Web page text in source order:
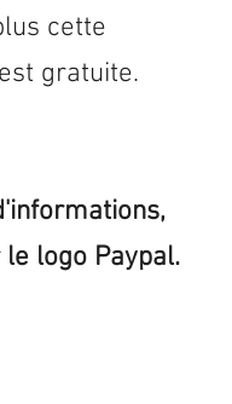
cette
gratuite.
logo Paypal.